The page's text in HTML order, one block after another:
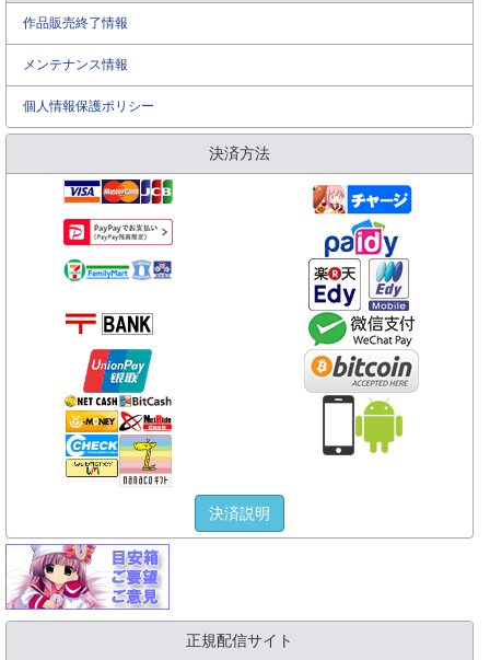
作品販売終了情報
メンテナンス情報
個人情報保護ポリシー
決済方法
決済説明
正規配信サイト